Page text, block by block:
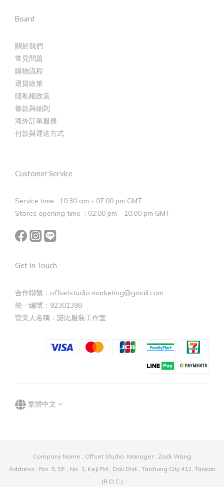
Board
關於我們
常見問題
購物流程
退貨政策
隱私權政策
條款與細則
海外訂單服務
付款與運送方式
Customer Service
Service time : 10:30 am - 07:00 pm GMT
Stores opening time : 02:00 pm - 10:00 pm GMT
Get In Touch
合作聯繫：offsetstudio.marketing@gmail.com
統一編號：92301398
營業人名稱：諾比服裝工作室
繁體中文
Company Name : Offset Studio Manager : Zack Wang
Address : Rm. 5, 5F., No. 1, Keji Rd., Dali Dist., Taichung City 412, Taiwan
(R.O.C.)